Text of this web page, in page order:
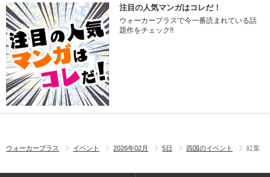
注目の人気マンガはコレだ！
ウォーカープラスで今一番読まれている話
題作をチェック!!
ウォーカープラス イベント 2026年02月 5日 四国のイベント 紅葉